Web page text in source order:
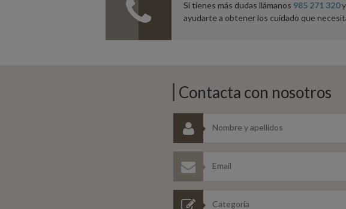
Si tienes más dudas llámanos 985 271 320y
ayudarte a obtener los cuidado que
Contacta con nosotros